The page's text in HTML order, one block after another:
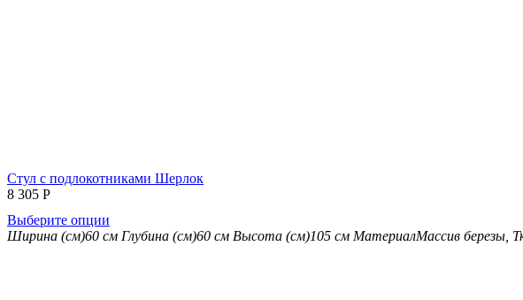
Стул с подлокотниками Шерлок
8 305 Р
Выберите опции
Ширина (см)60 см Глубина (см)60 см Высота (см)105 см МатериалМассив березы,